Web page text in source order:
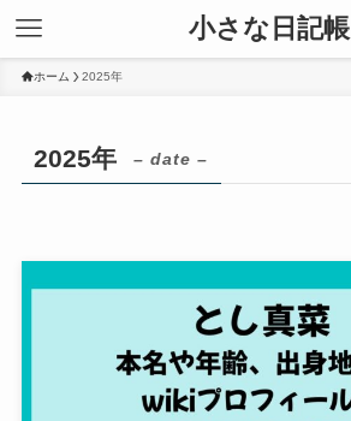
小さな日記帳
ホーム 2025年
2025年 – date –